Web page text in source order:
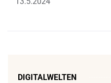
DIGITALWELTEN